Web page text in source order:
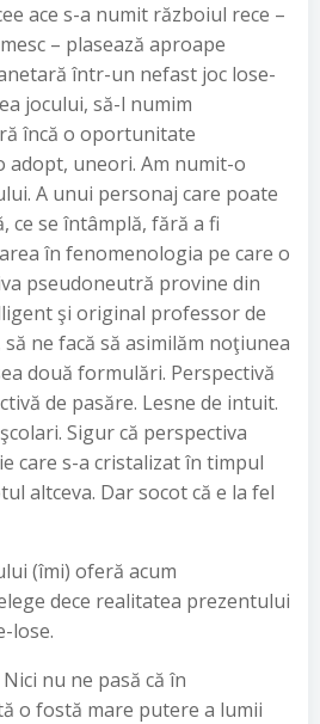
ace s-a numit războiul rece –
– plasează aproape
într-un nefast joc lose-
jocului, să-l numim
încă o oportunitate
adopt, uneori. Am numit-o
A unui personaj care poate
ce se întâmplă, fără a fi
în fenomenologia pe care o
pseudoneutră provine din
şi original professor de
ne facă să asimilăm noţiunea
două formulări. Perspectivă
de pasăre. Lesne de intuit.
Sigur că perspectiva
care s-a cristalizat în timpul
altceva. Dar socot că e la fel
(îmi) oferă acum
dece realitatea prezentului
lose.
nu ne pasă că în
o fostă mare putere a lumii